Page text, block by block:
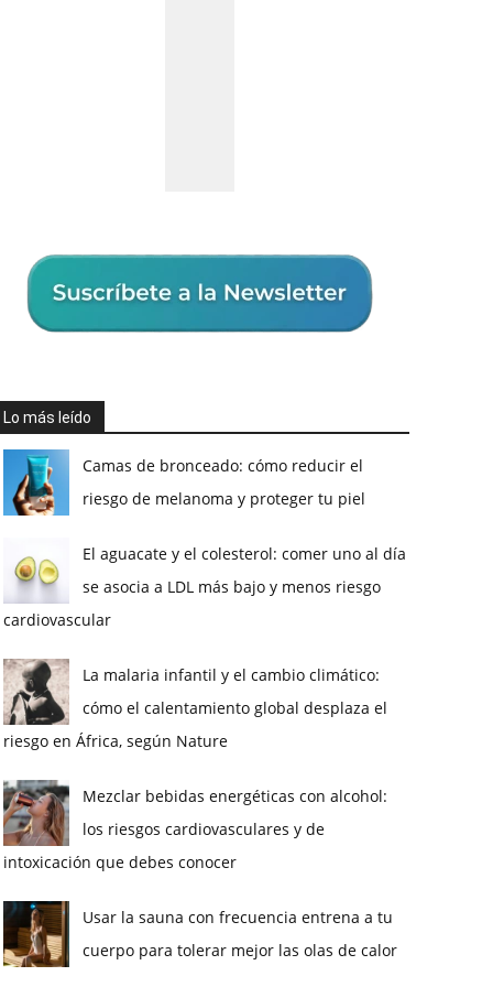
Lo más leído
Camas de bronceado: cómo reducir el
riesgo de melanoma y proteger tu piel
El aguacate y el colesterol: comer uno al día
se asocia a LDL más bajo y menos riesgo
cardiovascular
La malaria infantil y el cambio climático:
cómo el calentamiento global desplaza el
riesgo en África, según Nature
Mezclar bebidas energéticas con alcohol:
los riesgos cardiovasculares y de
intoxicación que debes conocer
Usar la sauna con frecuencia entrena a tu
cuerpo para tolerar mejor las olas de calor